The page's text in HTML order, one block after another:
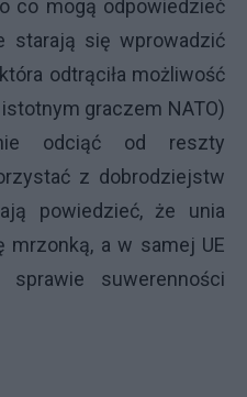
co mogą odpowiedzieć
starają się wprowadzić
odtrąciła możliwość
graczem NATO)
odciąć od reszty
z dobrodziejstw
powiedzieć, że unia
mrzonką, a w samej UE
suwerenności